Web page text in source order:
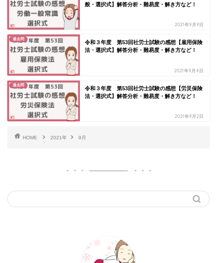
般・選択式】解答分析・難易度・解き方など！
2021年9月9日
過去問
令和３年度 第53回社労士試験の感想【雇用保険
法・選択式】解答分析・難易度・解き方など！
2021年9月4日
過去問
令和３年度 第53回社労士試験の感想【労災保険
法・選択式】解答分析・難易度・解き方など！
2021年9月2日
HOME 2021年 9月